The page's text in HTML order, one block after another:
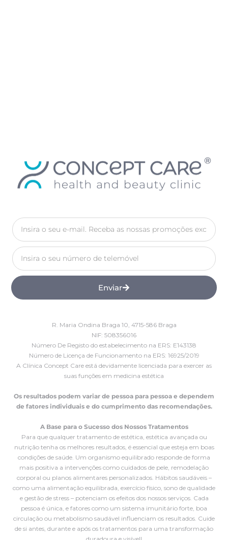
Enviar
R. Maria Ondina Braga 10, 4715-586 Braga
NIF: 508356016
Número De Registo do estabelecimento na ERS: E143138
Número de Licença de Funcionamento na ERS: 16925/2019
A Clínica Concept Care está devidamente licenciada para exercer as
suas funções em medicina estética
Os resultados podem variar de pessoa para pessoa e dependem
de fatores individuais e do cumprimento das recomendações.
A Base para o Sucesso dos Nossos Tratamentos
Para que qualquer tratamento de estética, estética avançada ou
nutrição tenha os melhores resultados, é essencial que esteja em boas
condições de saúde. Um organismo equilibrado responde de forma
mais positiva a intervenções como cuidados de pele, remodelação
corporal ou planos alimentares personalizados. Hábitos saudáveis –
como uma alimentação equilibrada, exercício físico, sono de qualidade
e gestão de stress – potenciam os efeitos dos nossos serviços. Cada
pessoa é única, e fatores como um sistema imunitário forte, boa
circulação ou metabolismo saudável influenciam os resultados. Cuide
de si antes, durante e após os tratamentos para uma transformação